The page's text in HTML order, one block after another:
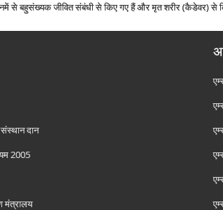
इनमें से बहुसंख्यक जीवित संबंधी से किए गए हैं और मृत शरीर (कैडेवर) से
संस्थान दान
2005
मंत्रालय